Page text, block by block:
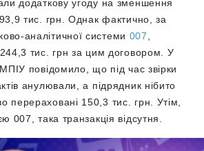
додаткову угоду на зменшення
тис. грн. Однак фактично, за
аналітичної системи 007
244,3 тис. грн за цим договором. У
повідомило, що під час звірки
анулювали, а підрядник нібито
перераховані 150,3 тис. грн. Утім,
007, така транзакція відсутня.